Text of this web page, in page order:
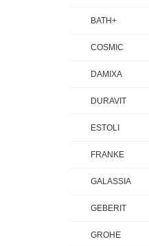
BATH+
COSMIC
DAMIXA
DURAVIT
ESTOLI
FRANKE
GALASSIA
GEBERIT
GROHE